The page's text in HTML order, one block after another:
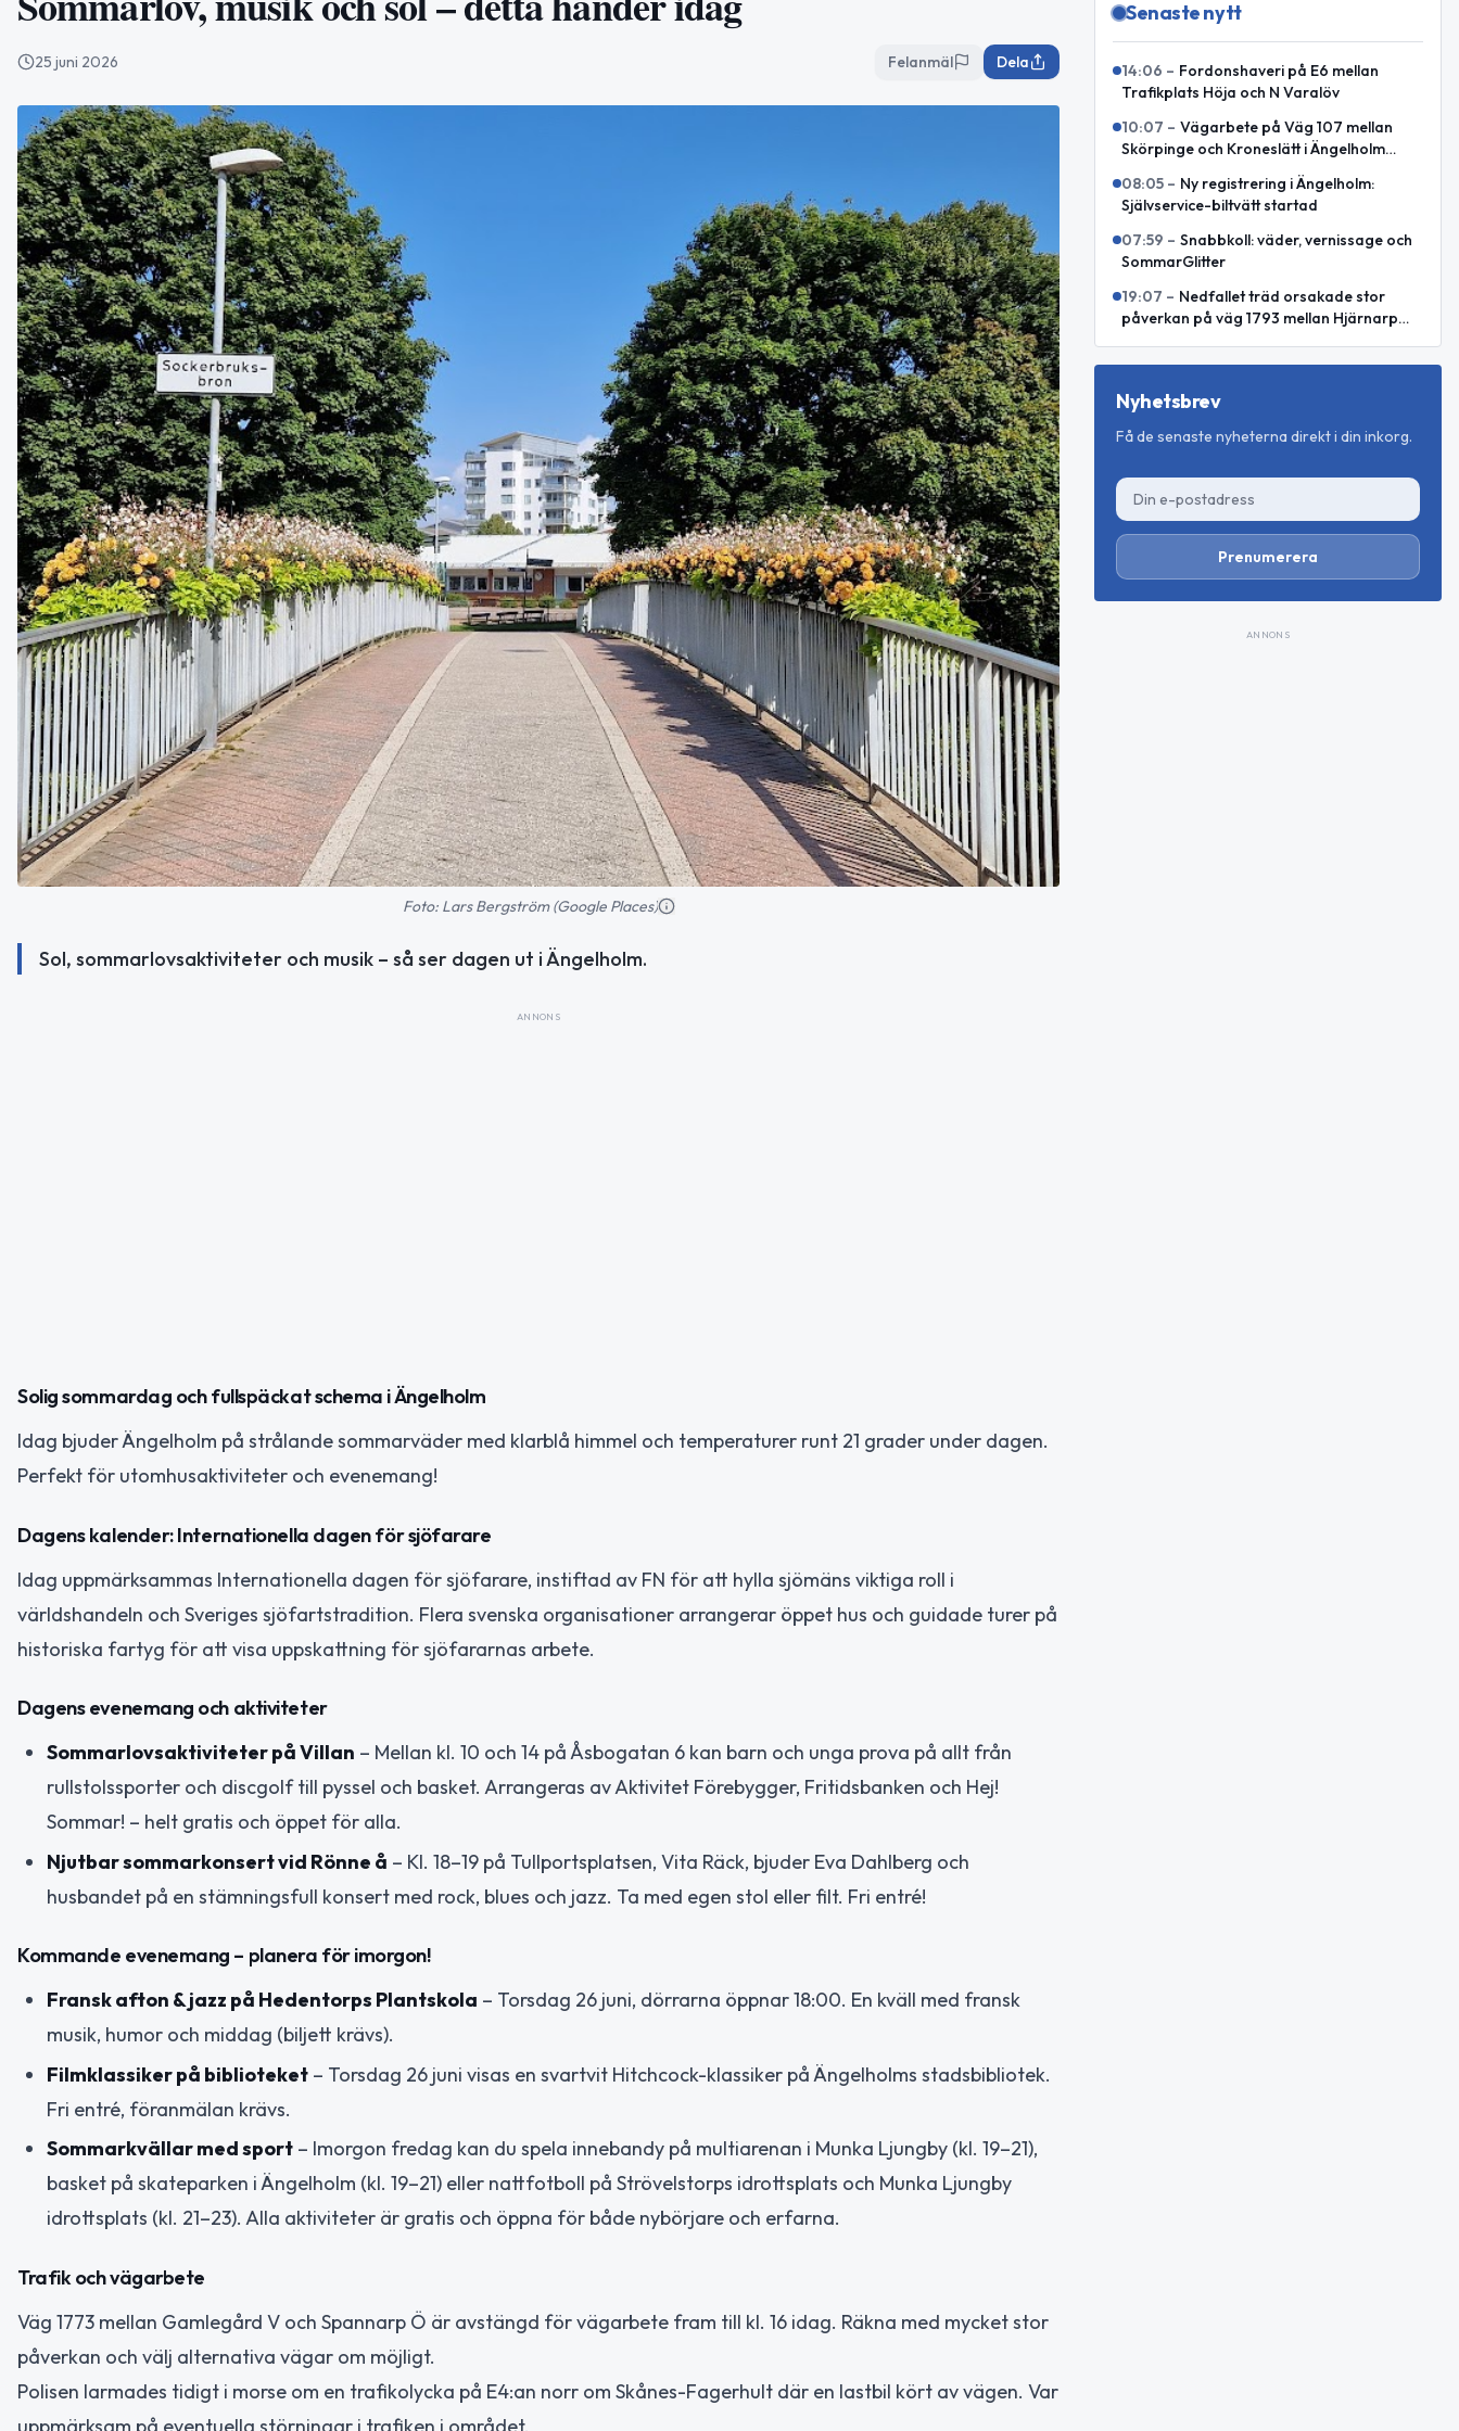
25 juni 2026 Felanmäl Dela
Foto: Lars Bergström (Google Places)
Sol, sommarlovsaktiviteter och musik – så ser dagen ut i Ängelholm.
ANNONS
Solig sommardag och fullspäckat schema i Ängelholm
Idag bjuder Ängelholm på strålande sommarväder med klarblå himmel och temperaturer runt 21 grader under dagen.
Perfekt för utomhusaktiviteter och evenemang!
Dagens kalender: Internationella dagen för sjöfarare
Idag uppmärksammas Internationella dagen för sjöfarare, instiftad av FN för att hylla sjömäns viktiga roll i
världshandeln och Sveriges sjöfartstradition. Flera svenska organisationer arrangerar öppet hus och guidade turer på
historiska fartyg för att visa uppskattning för sjöfararnas arbete.
Dagens evenemang och aktiviteter
Sommarlovsaktiviteter på Villan – Mellan kl. 10 och 14 på Åsbogatan 6 kan barn och unga prova på allt från
rullstolssporter och discgolf till pyssel och basket. Arrangeras av Aktivitet Förebygger, Fritidsbanken och Hej!
Sommar! – helt gratis och öppet för alla.
Njutbar sommarkonsert vid Rönne å – Kl. 18–19 på Tullportsplatsen, Vita Räck, bjuder Eva Dahlberg och
husbandet på en stämningsfull konsert med rock, blues och jazz. Ta med egen stol eller filt. Fri entré!
Kommande evenemang – planera för imorgon!
Fransk afton & jazz på Hedentorps Plantskola – Torsdag 26 juni, dörrarna öppnar 18:00. En kväll med fransk
musik, humor och middag (biljett krävs).
Filmklassiker på biblioteket – Torsdag 26 juni visas en svartvit Hitchcock-klassiker på Ängelholms stadsbibliotek.
Fri entré, föranmälan krävs.
Sommarkvällar med sport – Imorgon fredag kan du spela innebandy på multiarenan i Munka Ljungby (kl. 19–21),
basket på skateparken i Ängelholm (kl. 19–21) eller nattfotboll på Strövelstorps idrottsplats och Munka Ljungby
idrottsplats (kl. 21–23). Alla aktiviteter är gratis och öppna för både nybörjare och erfarna.
Trafik och vägarbete
Väg 1773 mellan Gamlegård V och Spannarp Ö är avstängd för vägarbete fram till kl. 16 idag. Räkna med mycket stor
påverkan och välj alternativa vägar om möjligt.
Polisen larmades tidigt i morse om en trafikolycka på E4:an norr om Skånes-Fagerhult där en lastbil kört av vägen. Var
uppmärksam på eventuella störningar i trafiken i området.
Senaste nytt
14:06 – Fordonshaveri på E6 mellan
Trafikplats Höja och N Varalöv
10:07 – Vägarbete på Väg 107 mellan
Skörpinge och Kroneslätt i Ängelholm
08:05 – Ny registrering i Ängelholm:
Självservice-biltvätt startad
07:59 – Snabbkoll: väder, vernissage och
SommarGlitter
19:07 – Nedfallet träd orsakade stor
påverkan på väg 1793 mellan Hjärnarp
Nyhetsbrev
Få de senaste nyheterna direkt i din inkorg.
Prenumerera
ANNONS